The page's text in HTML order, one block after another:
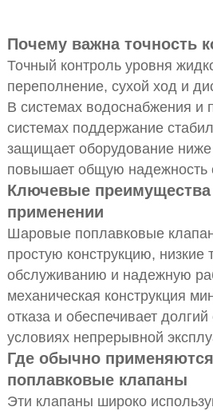
Почему важна точность
Точный контроль уровня
переполнение, сухой ход и
В системах водоснабжения
системах поддержание
защищает оборудование ниже
повышает общую надежность
Ключевые преимущества
применении
Шаровые поплавковые
простую конструкцию, низкие
обслуживанию и надежную
механическая конструкция
отказа и обеспечивает
условиях непрерывной
Где обычно
поплавковые клапаны
Эти клапаны широко